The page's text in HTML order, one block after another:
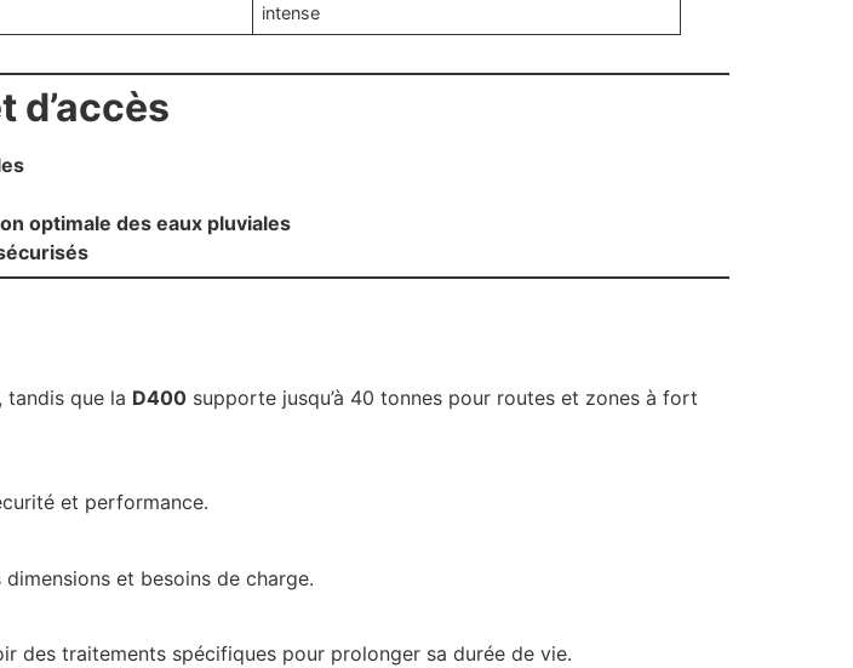
intense
d’accès
optimale des eaux pluviales
que la D400 supporte jusqu’à 40 tonnes pour routes et zones à fort
et performance.
dimensions et besoins de charge.
des traitements spécifiques pour prolonger sa durée de vie.